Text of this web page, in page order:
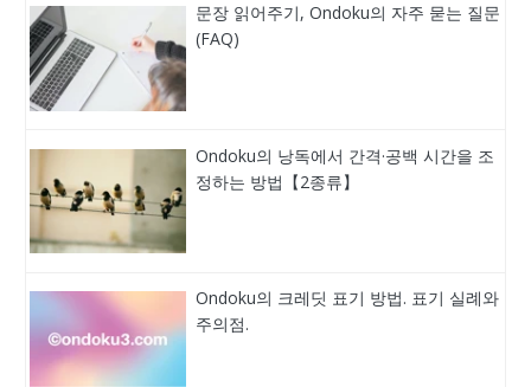
문장 읽어주기, Ondoku의 자주 묻는 질문
(FAQ)
Ondoku의 낭독에서 간격·공백 시간을 조
정하는 방법【2종류】
Ondoku의 크레딧 표기 방법. 표기 실례와
주의점.